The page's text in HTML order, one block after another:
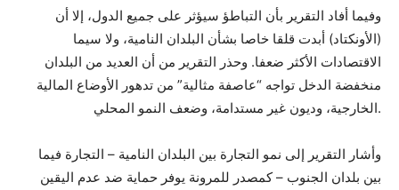
وفيما أفاد التقرير بأن التباطؤ سيؤثر على جميع الدول، إلا أن
(الأونكتاد) أبدت قلقا خاصا بشأن البلدان النامية، ولا سيما
الاقتصادات الأكثر ضعفا. وحذر التقرير من أن العديد من البلدان
منخفضة الدخل تواجه “عاصفة مثالية” من تدهور الأوضاع المالية
الخارجية، وديون غير مستدامة، وضعف النمو المحلي.
وأشار التقرير إلى نمو التجارة بين البلدان النامية – التجارة فيما
بين بلدان الجنوب – كمصدر للمرونة يوفر حماية ضد عدم اليقين